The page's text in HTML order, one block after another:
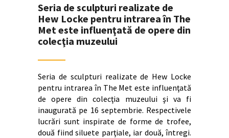
Seria de sculpturi realizate de
Hew Locke pentru intrarea în The
Met este influenţată de opere din
colecţia muzeului
Seria de sculpturi realizate de Hew Locke
pentru intrarea în The Met este influenţată
de opere din colecţia muzeului şi va fi
inaugurată pe 16 septembrie. Respectivele
lucrări sunt inspirate de forme de trofee,
două fiind siluete parţiale, iar două, întregi.